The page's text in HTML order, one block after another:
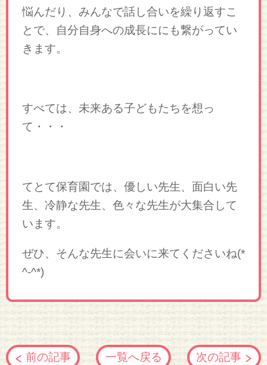
悩んだり、みんなで話し合いを繰り返すこ
とで、自分自身への成長ににも繋がってい
きます。
すべては、未来ある子どもたちを想っ
て・・・
てとて保育園では、優しい先生、面白い先
生、冷静な先生、色々な先生が大集合して
います。
ぜひ、そんな先生に会いに来てくださいね(*
^-^*)
前の記事 一覧へ戻る 次の記事